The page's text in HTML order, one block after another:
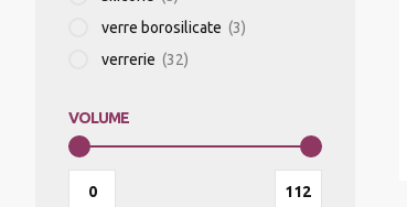
verre borosilicate (3)
verrerie (32)
VOLUME